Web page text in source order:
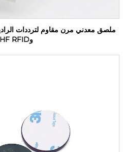
ملصق معدني مرن مقاوم لترددات
وUHF RFID